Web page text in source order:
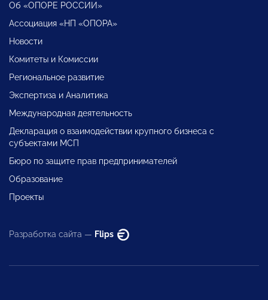
Об «ОПОРЕ РОССИИ»
Ассоциация «НП «ОПОРА»
Новости
Комитеты и Комиссии
Региональное развитие
Экспертиза и Аналитика
Международная деятельность
Декларация о взаимодействии крупного бизнеса с
субъектами МСП
Бюро по защите прав предпринимателей
Образование
Проекты
Разработка сайта — Flips